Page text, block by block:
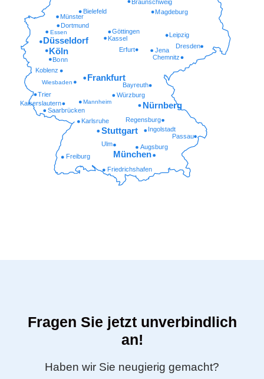
Friedrichshafen
Freiburg
Augsburg
Ulm
Passau
Ingolstadt
Regensburg
Karlsruhe
Saarbrücken
Kaiserslautern Mannheim
Würzburg
Trier
Wiesbaden Bayreuth
Koblenz
Chemnitz
Bonn
Erfurt Jena
Dresden
Kassel
Göttingen
Essen
Dortmund
Münster
Magdeburg
Bielefeld
Braunschweig
München
Stuttgart
Nürnberg
Frankfurt
Köln
Düsseldorf
Leipzig
Fragen Sie jetzt unverbindlich
an!
Haben wir Sie neugierig gemacht?